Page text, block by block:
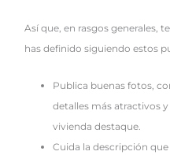
Así que, en rasgos generales,
has definido siguiendo estos
Publica buenas fotos,
detalles más atractivos
vivienda destaque.
Cuida la descripción